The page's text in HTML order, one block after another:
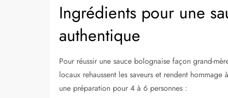
Ingrédients pour une
authentique
Pour réussir une sauce bolognaise façon grand-
locaux rehaussent les saveurs et rendent
une préparation pour 4 à 6 personnes :